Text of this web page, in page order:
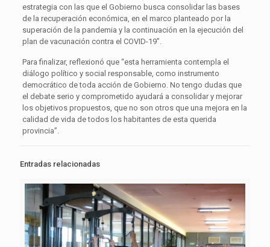
estrategia con las que el Gobierno busca consolidar las bases
de la recuperación económica, en el marco planteado por la
superación de la pandemia y la continuación en la ejecución del
plan de vacunación contra el COVID-19”.
Para finalizar, reflexionó que “esta herramienta contempla el
diálogo político y social responsable, como instrumento
democrático de toda acción de Gobierno. No tengo dudas que
el debate serio y comprometido ayudará a consolidar y mejorar
los objetivos propuestos, que no son otros que una mejora en la
calidad de vida de todos los habitantes de esta querida
provincia”.
Entradas relacionadas